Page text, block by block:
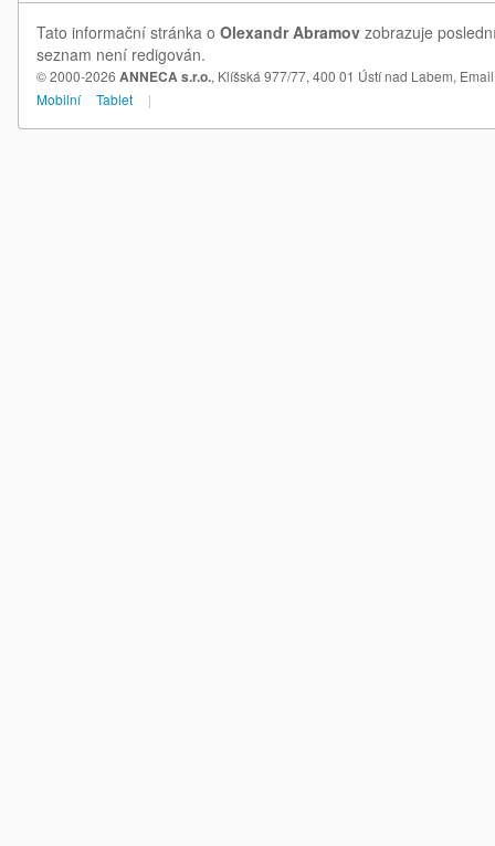
Tato informační stránka o Olexandr Abramov zobrazuje
seznam není redigován.
© 2000-2026 ANNECA s.r.o., Klíšská 977/77, 400 01 Ústí nad Labem,
Mobilní
Tablet |